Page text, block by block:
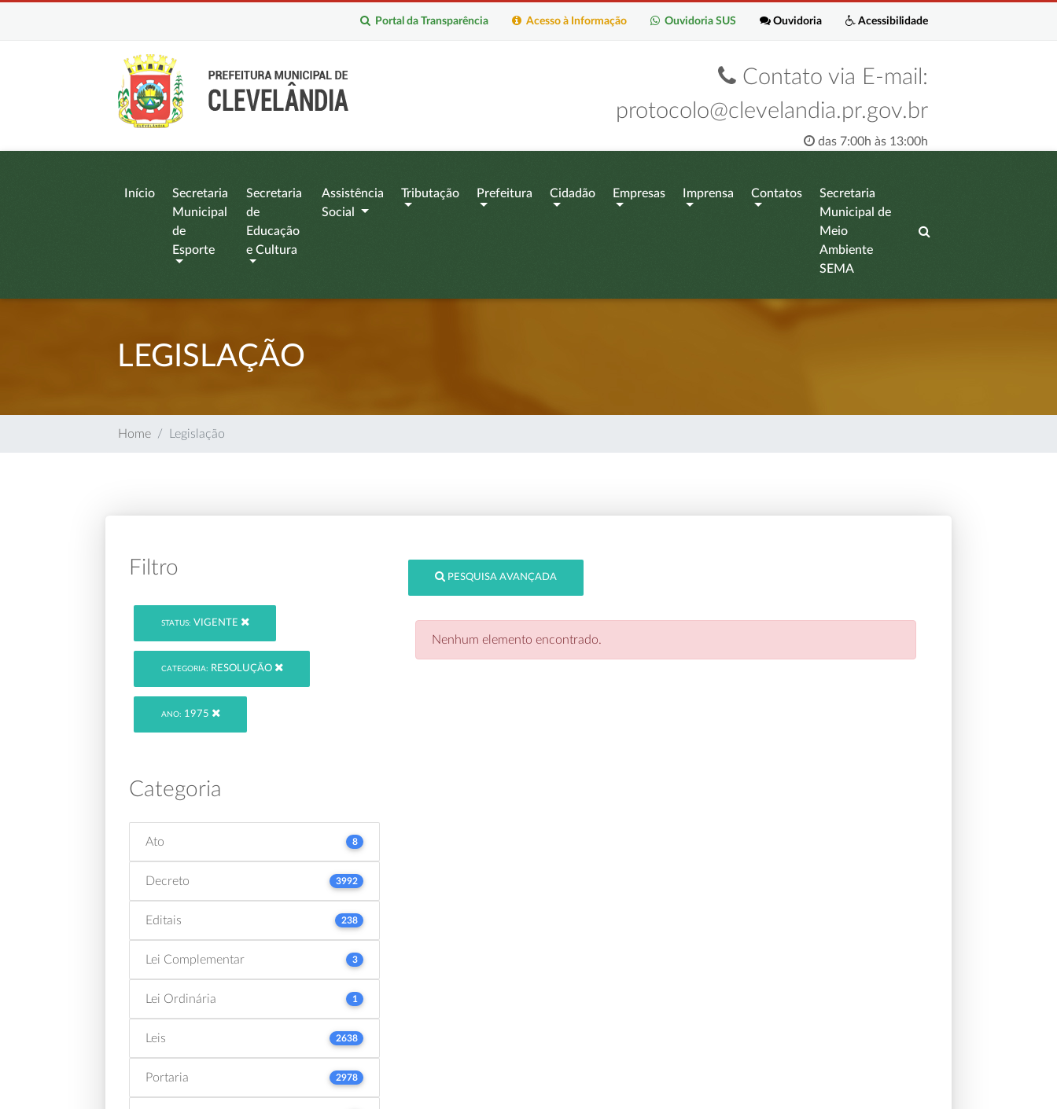
Acessibilidade
Ouvidoria
Ouvidoria SUS
Acesso à Informação
Portal da Transparência
Contato via E-mail:
protocolo@clevelandia.pr.gov.br
das 7:00h às 13:00h
Início
Secretaria
Municipal
de
Esporte
Secretaria
de
Educação
e Cultura
Assistência
Social
Tributação Prefeitura Cidadão Empresas Imprensa Contatos
Secretaria
Municipal de
Meio
Ambiente
SEMA
LEGISLAÇÃO
Home Legislação
Filtro
STATUS: VIGENTE
CATEGORIA: RESOLUÇÃO
ANO: 1975
Categoria
Ato 8
Decreto 3992
Editais 238
Lei Complementar 3
Lei Ordinária 1
Leis 2638
Portaria 2978
PESQUISA AVANÇADA
Nenhum elemento encontrado.